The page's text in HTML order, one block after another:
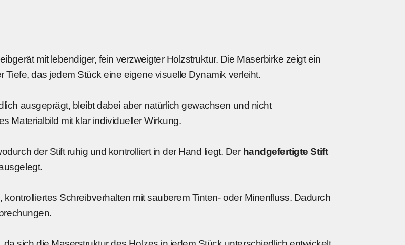
mit lebendiger, fein verzweigter Holzstruktur. Die Maserbirke zeigt ein
das jedem Stück eine eigene visuelle Dynamik verleiht.
ausgeprägt, bleibt dabei aber natürlich gewachsen und nicht
Materialbild mit klar individueller Wirkung.
der Stift ruhig und kontrolliert in der Hand liegt. Der handgefertigte Stift
Schreibverhalten mit sauberem Tinten- oder Minenfluss. Dadurch